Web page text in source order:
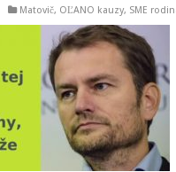
Matovič, OĽANO kauzy, SME